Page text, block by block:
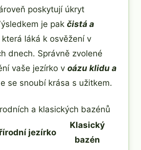
poskytují úkryt
je pak čistá a
která láká k osvěžení v
dnech. Správně zvolené
vaše jezírko v oázu klidu a
se snoubí krása s užitkem.
a klasických bazénů
jezírko
Klasický
bazén